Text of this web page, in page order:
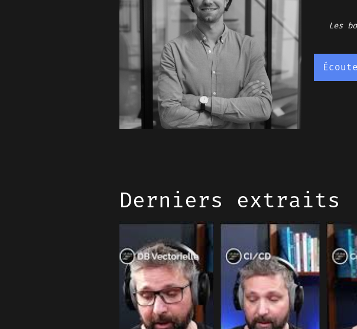
Les
Derniers extraits